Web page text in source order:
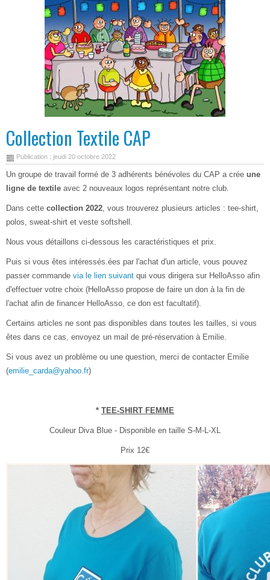
Collection Textile CAP
Publication : jeudi 20 octobre 2022
Un groupe de travail formé de 3 adhérents bénévoles du CAP a crée une
ligne de textile avec 2 nouveaux logos représentant notre club.
Dans cette collection 2022, vous trouverez plusieurs articles : tee-shirt,
polos, sweat-shirt et veste softshell.
Nous vous détaillons ci-dessous les caractéristiques et prix.
Puis si vous êtes intéressés.ées par l'achat d'un article, vous pouvez
passer commande via le lien suivant qui vous dirigera sur HelloAsso afin
d'effectuer votre choix (HelloAsso propose de faire un don à la fin de
l'achat afin de financer HelloAsso, ce don est facultatif).
Certains articles ne sont pas disponibles dans toutes les tailles, si vous
êtes dans ce cas, envoyez un mail de pré-réservation à Emilie.
Si vous avez un problème ou une question, merci de contacter Emilie
(emilie_carda@yahoo.fr)
* TEE-SHIRT FEMME
Couleur Diva Blue - Disponible en taille S-M-L-XL
Prix 12€